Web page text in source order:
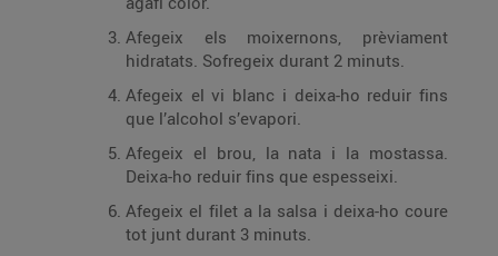
Afegeix els moixernons, prèviament
hidratats. Sofregeix durant 2 minuts.
Afegeix el vi blanc i deixa-ho reduir fins
que l’alcohol s’evapori.
Afegeix el brou, la nata i la mostassa.
Deixa-ho reduir fins que espesseixi.
Afegeix el filet a la salsa i deixa-ho coure
tot junt durant 3 minuts.